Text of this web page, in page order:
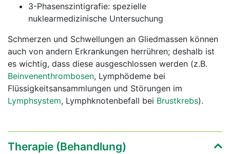
3-Phasenszintigrafie: spezielle
nuklearmedizinische Untersuchung
Schmerzen und Schwellungen an Gliedmassen können
auch von andern Erkrankungen herrühren; deshalb ist
es wichtig, dass diese ausgeschlossen werden (z.B.
Beinvenenthrombosen, Lymphödeme bei
Flüssigkeitsansammlungen und Störungen im
Lymphsystem, Lymphknotenbefall bei Brustkrebs).
Therapie (Behandlung)